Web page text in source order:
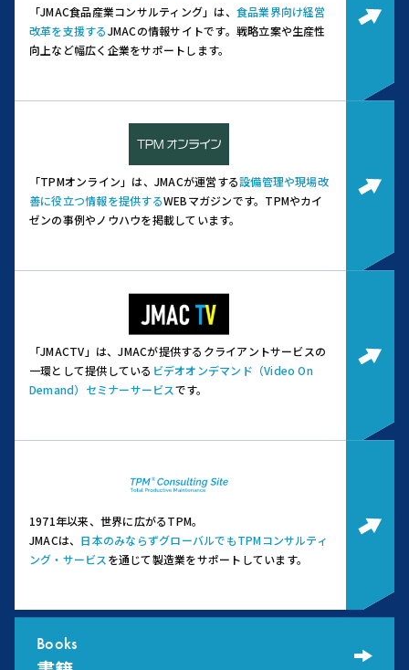
「JMAC食品産業コンサルティング」は、 食品業界向け経営
改革を支援するJMACの情報サイトです。 戦略立案や生産性
向上など幅広く企業をサポートします。
「TPMオンライン」は、JMACが運営する設備管理や現場改
善に役立つ情報を提供するWEBマガジンです。 TPMやカイ
ゼンの事例やノウハウを掲載しています。
「JMACTV」は、JMACが提供するクライアントサービスの
一環として提供している ビデオオンデマンド（Video On
Demand）セミナーサービスです。
1971年以来、世界に広がるTPM。
JMACは、 日本のみならずグローバルでもTPMコンサルティ
ング・サービス を通じて製造業をサポートしています。
Books